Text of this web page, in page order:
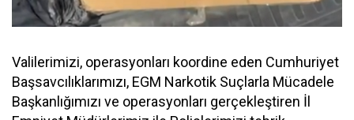
Valilerimizi, operasyonları koordine eden Cumhuriyet
Başsavcılıklarımızı, EGM Narkotik Suçlarla Mücadele
Başkanlığımızı ve operasyonları gerçekleştiren İl